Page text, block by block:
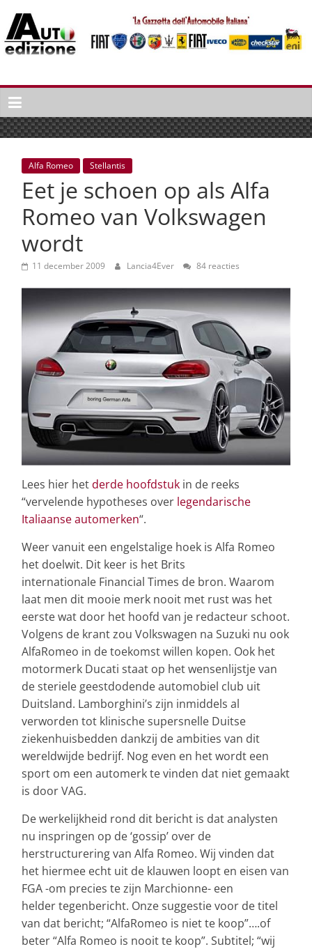
naar
inhoud
Auto
Edizione
La
Gazetta
dell'Automobile
Italiana
Italiaans
autonieuws
lifestyle
Alfa Romeo Stellantis
Eet je schoen op als Alfa
Romeo van Volkswagen
wordt
11 december 2009 Lancia4Ever 84 reacties
Lees hier hetderde hoofdstuk in de reeks
“vervelende hypotheses over legendarische
Italiaanse automerken“.
Weer vanuit een engelstalige hoek is Alfa Romeo
het doelwit. Dit keer is het Brits
internationale Financial Times de bron. Waarom
laat men dit mooie merk nooit met rust was het
eerste wat door het hoofd van je redacteur schoot.
Volgens de krant zou Volkswagen na Suzuki nu ook
AlfaRomeo in de toekomst willen kopen. Ook het
motormerk Ducati staat op het wensenlijstje van
de steriele geestdodende automobiel club uit
Duitsland. Lamborghini’s zijn inmiddels al
verworden tot klinische supersnelle Duitse
ziekenhuisbedden dankzij de ambities van dit
wereldwijde bedrijf. Nog even en het wordt een
sport om een automerk te vinden dat niet gemaakt
is door VAG.
De werkelijkheid rond dit bericht is dat analysten
nu inspringen op de ‘gossip’ over de
herstructurering van Alfa Romeo. Wij vinden dat
het hiermee echt uit de klauwen loopt en eisen van
FGA -om precies te zijn Marchionne- een
helder tegenbericht. Onze suggestie voor de titel
van dat bericht; “AlfaRomeo is niet te koop”….of
beter “Alfa Romeo is nooit te koop”. Subtitel; “wij